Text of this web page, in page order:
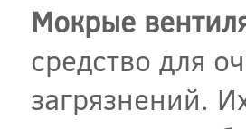
Мокрые
средство для
загрязнений.